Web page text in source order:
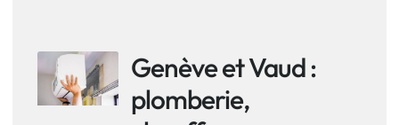
Genève et Vaud :
plomberie,